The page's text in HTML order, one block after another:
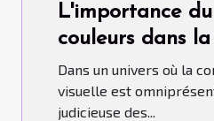
L'importance
couleurs dans
de ballons
hélium.
Dans un univers où la
visuelle est
judicieuse des...